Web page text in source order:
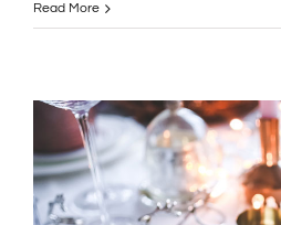
Read More